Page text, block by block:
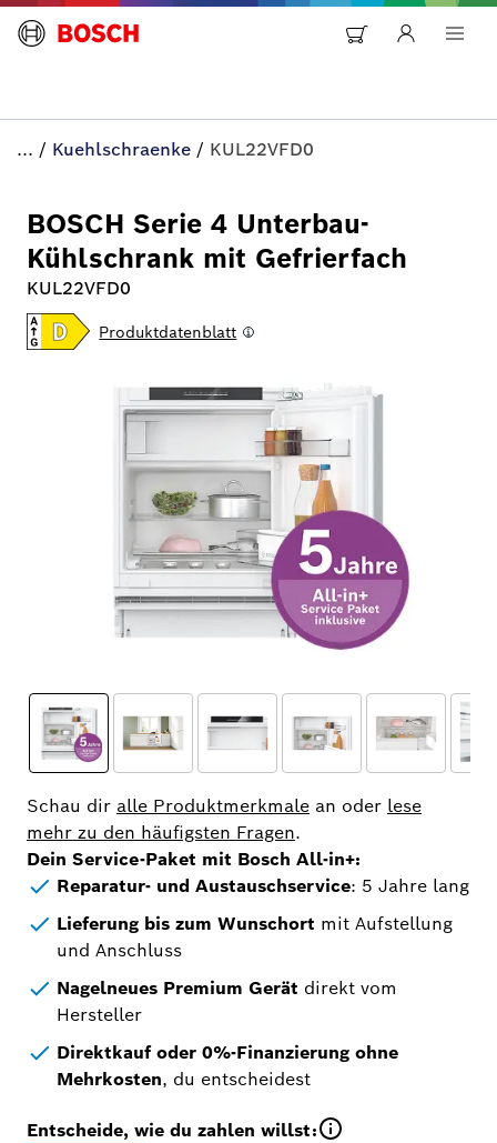
... / Kuehlschraenke / KUL22VFD0
BOSCH Serie 4 Unterbau-
Kühlschrank mit Gefrierfach
KUL22VFD0
Produktdatenblatt
Schau dir alle Produktmerkmale an oder lese
mehr zu den häufigsten Fragen.
Dein Service-Paket mit Bosch All-in+:
Reparatur- und Austauschservice: 5 Jahre lang
Lieferung bis zum Wunschort mit Aufstellung
und Anschluss
Nagelneues Premium Gerät direkt vom
Hersteller
Direktkauf oder 0%-Finanzierung ohne
Mehrkosten, du entscheidest
Entscheide, wie du zahlen willst: